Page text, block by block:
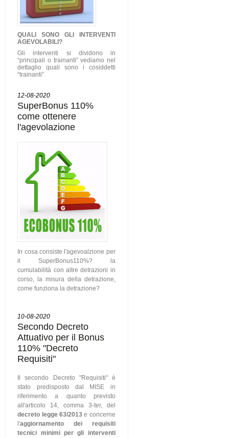
QUALI SONO GLI
INTERVENTI
AGEVOLABILI?
Gli interventi si dividono in
“principali o trainanti” vediamo nel
dettaglio quali sono i cosiddetti
“trainanti”
12-08-2020
SuperBonus 110%
come ottenere
l'agevolazione
In cosa consiste l'agevoalzione per
il SuperBonus110%? la
cumulabilità con altre detrazioni in
corso, la misura della detrazione,
come funziona la detrazione?
10-08-2020
Secondo Decreto
Attuativo per il Bonus
110% "Decreto
Requisiti"
Il secondo Decreto "Requisiti" è
stato predisposto dal MISE in
riferimento a quanto previsto
all'articolo 14, comma 3-ter, del
decreto legge 63/2013 e concerne
l'aggiornamento dei requisiti
tecnici minimi per gli interventi